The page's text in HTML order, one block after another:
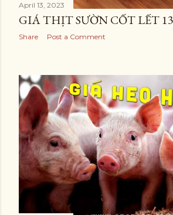
April 13, 2023
GIÁ THỊT SƯỜN CỐT LẾT
Share Post a Comment